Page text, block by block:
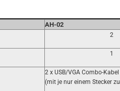
AH-02
2
1
2 x USB/VGA Combo-
(mit je nur einem Stecker